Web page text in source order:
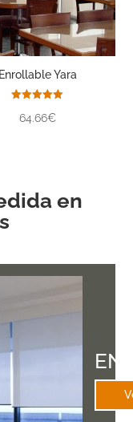
Enrollable Yara
con
64.66€
en